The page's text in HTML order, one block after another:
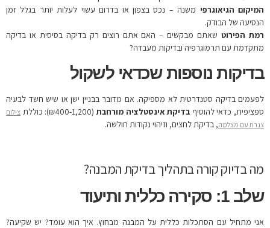
המיקום הגיאוגרפי משנה – נכס בצפון או בדרום עשוי לעלות יותר בגלל זמן
הנסיעה של הבודק.
רמת הפירוטשאתם מבקשים – האם אתם רוצים רק בדיקה בסיסית או בדיקה
מתקדמת עם תרמוגרפיה ובדיקות מעבדה?
בדיקות נוספות שכדאי לשקול
לפעמים בדיקה סטנדרטית לא מספיקה. אם מדובר בבניין ישן או שיש חשד לבעיה
ספציפית, כדאי להוסיף בדיקת אינסטלציה מורחבת(₪400-1,200): כוללת
צילום
צנרת עם מצלמה, בדיקת לחצים, וזיהוי נקודות חולשה.
מה בדיוק קורה בתהליך בדיקת המבנה?
שלב 1: סקירה כללית ותיעוד
אני מתחיל עם הסתכלות כללית על המבנה מבחוץ. איך הוא עומד? יש שקיעה?